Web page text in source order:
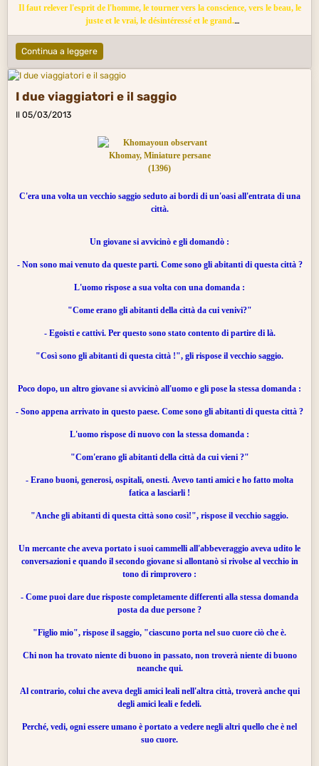
Il faut relever l'esprit de l'homme, le tourner vers la conscience, vers le beau, le
juste et le vrai, le désintéressé et le grand.
C'est là, et seulement là que vous trouverez la paix de l'homme avec lui-même et
Continua a leggere
I due viaggiatori e il saggio
Il 05/03/2013
C'era una volta un vecchio saggio seduto ai bordi di un'oasi all'entrata di una
città.
Un giovane si avvicinò e gli domandò :
- Non sono mai venuto da queste parti. Come sono gli abitanti di questa città ?
L'uomo rispose a sua volta con una domanda :
"Come erano gli abitanti della città da cui venivi?"
- Egoisti e cattivi. Per questo sono stato contento di partire di là.
"Così sono gli abitanti di questa città !", gli rispose il vecchio saggio.
Poco dopo, un altro giovane si avvicinò all'uomo e gli pose la stessa domanda :
- Sono appena arrivato in questo paese. Come sono gli abitanti di questa città ?
L'uomo rispose di nuovo con la stessa domanda :
"Com'erano gli abitanti della città da cui vieni ?"
- Erano buoni, generosi, ospitali, onesti. Avevo tanti amici e ho fatto molta
fatica a lasciarli !
"Anche gli abitanti di questa città sono così!", rispose il vecchio saggio.
Un mercante che aveva portato i suoi cammelli all'abbeveraggio aveva udito le
conversazioni e quando il secondo giovane si allontanò si rivolse al vecchio in
tono di rimprovero :
- Come puoi dare due risposte completamente differenti alla stessa domanda
posta da due persone ?
"Figlio mio", rispose il saggio, "ciascuno porta nel suo cuore ciò che è.
Chi non ha trovato niente di buono in passato, non troverà niente di buono
neanche qui.
Al contrario, colui che aveva degli amici leali nell'altra città, troverà anche qui
degli amici leali e fedeli.
Perché, vedi, ogni essere umano è portato a vedere negli altri quello che è nel
suo cuore.